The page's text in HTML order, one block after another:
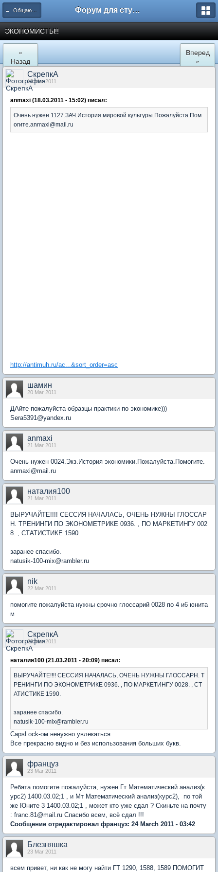
← Общаются экономисты Форум для студента СГА
ЭКОНОМИСТЫ!!
«
Назад
Вперед
»
СкрепкА
18 Mar 2011
anmaxi (18.03.2011 - 15:02) писал:
Очень нужен 1127.ЗАЧ.История мировой культуры.Пожалуйста.Пом
огите.anmaxi@mail.ru
http://antimuh.ru/ac...&sort_order=asc
шамин
20 Mar 2011
ДАйте пожалуйста образцы практики по экономике)))
Sera5391@yandex.ru
anmaxi
21 Mar 2011
Очень нужен 0024.Экз.История экономики.Пожалуйста.Помогите.
anmaxi@mail.ru
наталия100
21 Mar 2011
ВЫРУЧАЙТЕ!!!! СЕССИЯ НАЧАЛАСЬ, ОЧЕНЬ НУЖНЫ ГЛОССАР
Н. ТРЕНИНГИ ПО ЭКОНОМЕТРИКЕ 0936. , ПО МАРКЕТИНГУ 002
8. , СТАТИСТИКЕ 1590.
заранее спасибо.
natusik-100-mix@rambler.ru
nik
22 Mar 2011
помогите пожалуйста нужны срочно глоссарий 0028 по 4 и6 юнита
м
СкрепкА
22 Mar 2011
наталия100 (21.03.2011 - 20:09) писал:
ВЫРУЧАЙТЕ!!!! СЕССИЯ НАЧАЛАСЬ, ОЧЕНЬ НУЖНЫ ГЛОССАРН. Т
РЕНИНГИ ПО ЭКОНОМЕТРИКЕ 0936. , ПО МАРКЕТИНГУ 0028. , СТ
АТИСТИКЕ 1590.
заранее спасибо.
natusik-100-mix@rambler.ru
CapsLock-ом ненужно увлекаться.
Все прекрасно видно и без использования больших букв.
француз
23 Mar 2011
Ребята помогите пожалуйста, нужен Гт Математический анализ(к
урс2) 1400.03.02;1 , и Мт Математический анализ(курс2), по той
же Юните 3 1400.03.02;1 , может кто уже сдал ? Скиньте на почту
: franc.81@mail.ru Спасибо всем, всё сдал !!!
Сообщение отредактировал француз: 24 March 2011 - 03:42
Блезняшка
23 Mar 2011
всем привет, ни как не могу найти ГТ 1290, 1588, 1589 ПОМОГИТ